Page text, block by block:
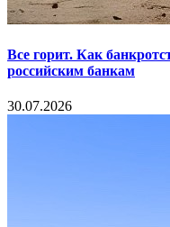
Все горит. Как
российским банкам
30.07.2026